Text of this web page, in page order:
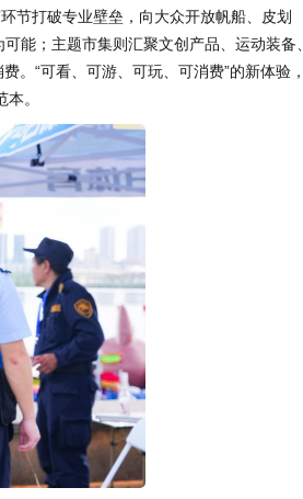
节打破专业壁垒，向大众开放帆船、皮划
能；主题市集则汇聚文创产品、运动装备
。“可看、可游、可玩、可消费”的新体验
。